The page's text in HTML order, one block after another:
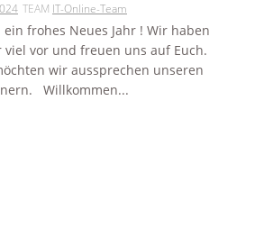
TEAM IT-Online-Team
frohes Neues Jahr ! Wir haben
viel vor und freuen uns auf Euch.
wir aussprechen unseren
Willkommen...